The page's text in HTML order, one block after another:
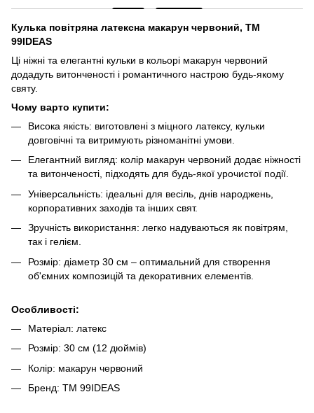
Кулька повітряна латексна макарун червоний, ТМ
99IDEAS
Ці ніжні та елегантні кульки в кольорі макарун червоний
додадуть витонченості і романтичного настрою будь-якому
святу.
Чому варто купити:
Висока якість: виготовлені з міцного латексу, кульки
довговічні та витримують різноманітні умови.
Елегантний вигляд: колір макарун червоний додає ніжності
та витонченості, підходять для будь-якої урочистої події.
Універсальність: ідеальні для весіль, днів народжень,
корпоративних заходів та інших свят.
Зручність використання: легко надуваються як повітрям,
так і гелієм.
Розмір: діаметр 30 см – оптимальний для створення
об'ємних композицій та декоративних елементів.
Особливості:
Матеріал: латекс
Розмір: 30 см (12 дюймів)
Колір: макарун червоний
Бренд: ТМ 99IDEAS